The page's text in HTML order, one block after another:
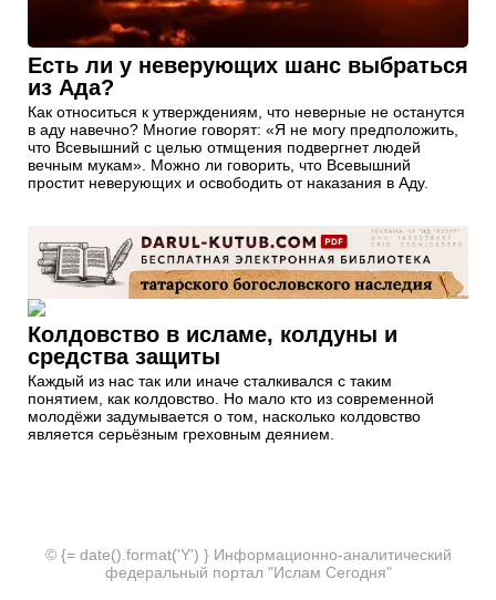
Есть ли у неверующих шанс выбраться
из Ада?
Как относиться к утверждениям, что неверные не останутся
в аду навечно? Многие говорят: «Я не могу предположить,
что Всевышний с целью отмщения подвергнет людей
вечным мукам». Можно ли говорить, что Всевышний
простит неверующих и освободить от наказания в Аду.
Колдовство в исламе, колдуны и
средства защиты
Каждый из нас так или иначе сталкивался с таким
понятием, как колдовство. Но мало кто из современной
молодёжи задумывается о том, насколько колдовство
является серьёзным греховным деянием.
© {= date().format('Y') } Информационно-аналитический
федеральный портал "Ислам Сегодня"